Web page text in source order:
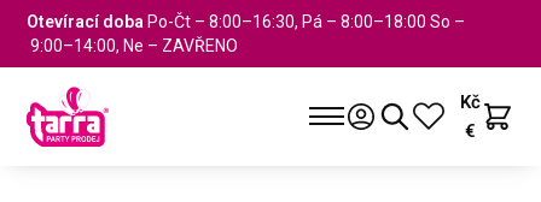
Otevírací doba Po-Čt – 8:00–16:30, Pá – 8:00–18:00 So –
9:00–14:00, Ne – ZAVŘENO
Kč
€